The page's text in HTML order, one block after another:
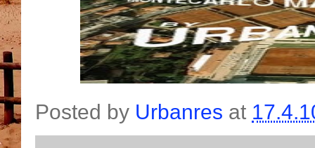
Posted by Urbanres at